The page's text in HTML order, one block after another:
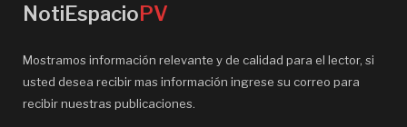
NotiEspacioPV
Mostramos información relevante y de calidad para el lector, si
usted desea recibir mas información ingrese su correo para
recibir nuestras publicaciones.